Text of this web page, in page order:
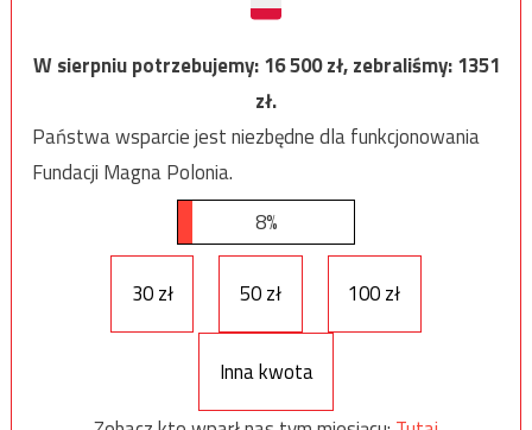
W sierpniu potrzebujemy:16 500zł, zebraliśmy:1351
zł.
Państwa wsparcie jest niezbędne dla funkcjonowania
Fundacji Magna Polonia.
8%
30 zł 50 zł 100 zł
Inna kwota